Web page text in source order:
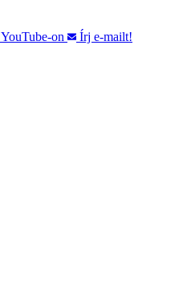
YouTube-on
Írj e-mailt!